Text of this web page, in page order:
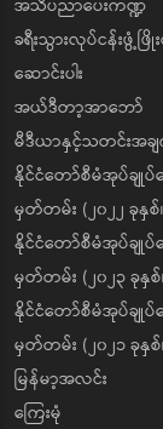
အသိပညာပေးကဏ္ဍ
ခရီးသွားလုပ်ငန်းဖွံ့
ဆောင်းပါး
အယ်ဒီတာ့အာဘော်
မီဒီယာနှင့်သတင်းအ
နိုင်ငံတော်စီမံအုပ်ချု
မှတ်တမ်း (၂၀၂၂ ခုနှစ်
နိုင်ငံတော်စီမံအုပ်ချု
မှတ်တမ်း (၂၀၂၃ ခုနှစ်
နိုင်ငံတော်စီမံအုပ်ချု
မှတ်တမ်း (၂၀၂၁ ခုနှစ်
မြန်မာ့အလင်း
ကြေးမုံ